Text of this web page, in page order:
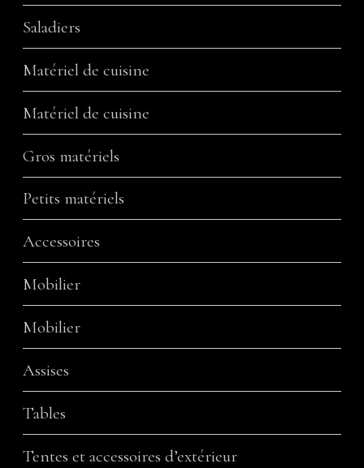
Saladiers
Matériel de cuisine
Matériel de cuisine
Gros matériels
Petits matériels
Accessoires
Mobilier
Mobilier
Assises
Tables
Tentes et accessoires d’extérieur